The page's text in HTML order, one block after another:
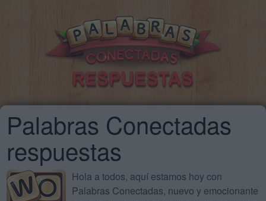
Palabras Conectadas
respuestas
Hola a todos, aquí estamos hoy con
Palabras Conectadas, nuevo y emocionante